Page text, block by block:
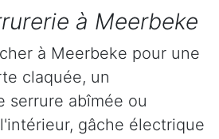
à Meerbeke
à Meerbeke pour une
claquée, un
serrure abîmée ou
gâche électrique